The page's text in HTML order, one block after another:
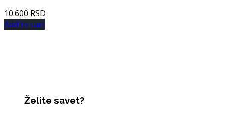
10.600 RSD
Add to cart
Želite savet?